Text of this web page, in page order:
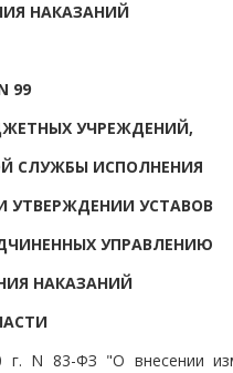
НАКАЗАНИЙ
99
УЧРЕЖДЕНИЙ,
СЛУЖБЫ ИСПОЛНЕНИЯ
УТВЕРЖДЕНИИ УСТАВОВ
УПРАВЛЕНИЮ
НАКАЗАНИЙ
N 83-ФЗ "О внесении